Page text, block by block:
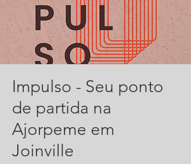
Impulso - Seu ponto
de partida na
Ajorpeme em
Joinville